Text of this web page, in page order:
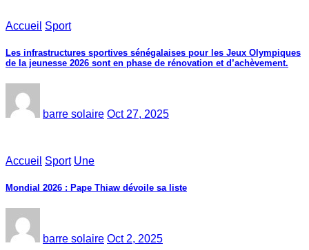
Accueil Sport
Les infrastructures sportives sénégalaises pour les Jeux Olympiques
de la jeunesse 2026 sont en phase de rénovation et d’achèvement.
barre solaire Oct 27, 2025
Accueil Sport Une
Mondial 2026 : Pape Thiaw dévoile sa liste
barre solaire Oct 2, 2025